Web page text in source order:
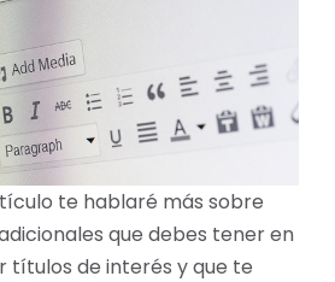
te hablaré más sobre
que debes tener en
de interés y que te